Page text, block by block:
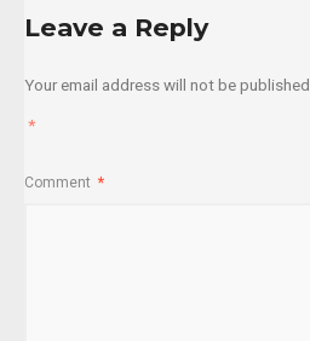
Leave a Reply
Your email address will not be published.
*
Comment *